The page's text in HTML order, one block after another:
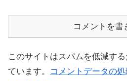
コメントを書
このサイトはスパムを低減す
ています。
コメントデータの